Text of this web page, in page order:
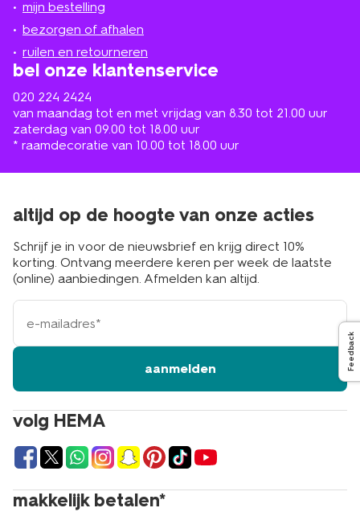
mijn bestelling
bezorgen of afhalen
ruilen en retourneren
bel onze klantenservice
020 224 2424
van maandag tot en met vrijdag van 8.30 tot 21.00 uur
zaterdag van 09.00 tot 18.00 uur
* raamdecoratie van 10.00 tot 18.00 uur
in
de
buurt
volg HEMA
makkelijk betalen*
altijd op de hoogte van onze acties
Schrijf je in voor de nieuwsbrief en krijg direct 10%
korting. Ontvang meerdere keren per week de laatste
(online) aanbiedingen. Afmelden kan altijd.
e-
mailadres
aanmelden Feedback